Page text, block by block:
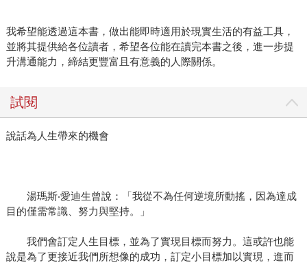
我希望能透過這本書，做出能即時適用於現實生活的有益工具，
並將其提供給各位讀者，希望各位能在讀完本書之後，進一步提
升溝通能力，締結更豐富且有意義的人際關係。
試閱
說話為人生帶來的機會
湯瑪斯‧愛迪生曾說：「我從不為任何逆境所動搖，因為達成
目的僅需常識、努力與堅持。」
我們會訂定人生目標，並為了實現目標而努力。這或許也能
說是為了更接近我們所想像的成功，訂定小目標加以實現，進而